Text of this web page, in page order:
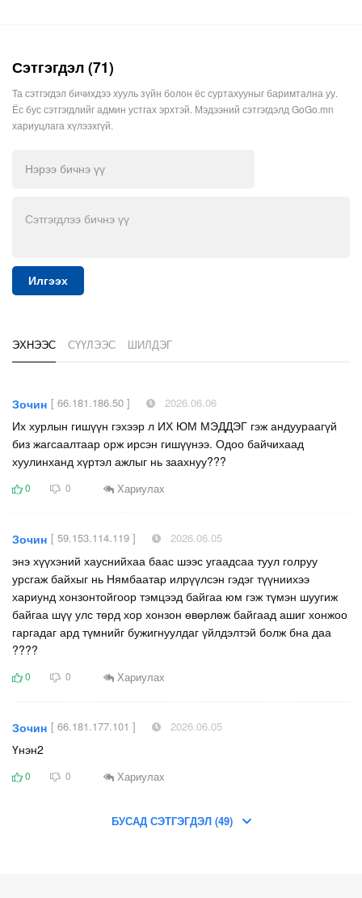
Сэтгэгдэл (71)
Та сэтгэгдэл бичихдээ хууль зүйн болон ёс суртахууныг баримтална уу.
Ёс бус сэтгэгдлийг админ устгах эрхтэй. Мэдээний сэтгэгдэлд GoGo.mn
хариуцлага хүлээхгүй.
Илгээх
ЭХНЭЭС СҮҮЛЭЭС ШИЛДЭГ
Зочин [ 66.181.186.50 ] 2026.06.06
Их хурлын гишүүн гэхээр л ИХ ЮМ МЭДДЭГ гэж андуураагүй
биз жагсаалтаар орж ирсэн гишүүнээ. Одоо байчихаад
хуулинханд хүртэл ажлыг нь заахнуу???
0 0 Хариулах
Зочин [ 59.153.114.119 ] 2026.06.05
энэ хүүхэний хауснийхаа баас шээс угаадсаа туул голруу
урсгаж байхыг нь Нямбаатар илрүүлсэн гэдэг түүниихээ
хариунд хонзонтойгоор тэмцээд байгаа юм гэж түмэн шуугиж
байгаа шүү улс төрд хор хонзон өвөрлөж байгаад ашиг хонжоо
гаргадаг ард түмнийг бужигнуулдаг үйлдэлтэй болж бна даа
????
0 0 Хариулах
Зочин [ 66.181.177.101 ] 2026.06.05
Үнэн2
0 0 Хариулах
БУСАД СЭТГЭГДЭЛ (49)